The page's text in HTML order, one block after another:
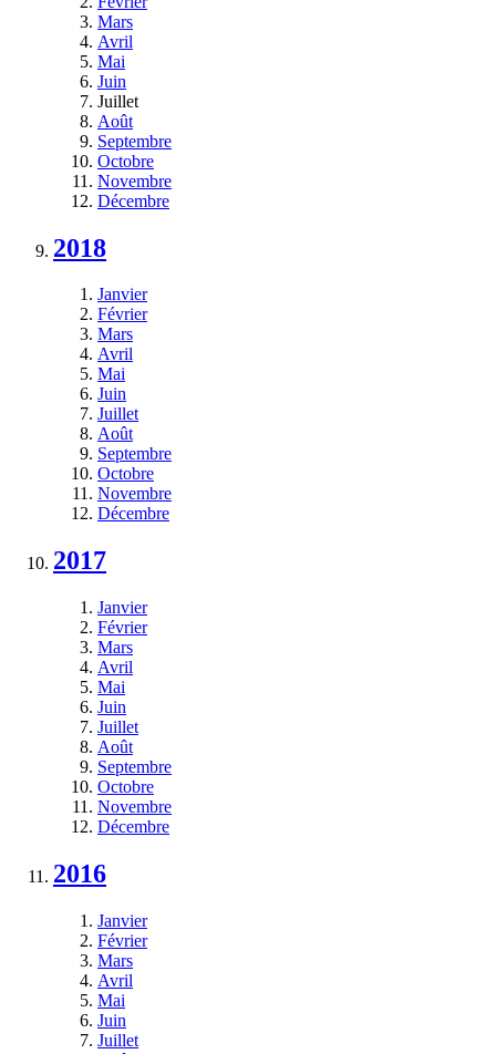
Mars
Avril
Mai
Juin
Juillet
Août
Septembre
Octobre
Novembre
Décembre
2018
Janvier
Février
Mars
Avril
Mai
Juin
Juillet
Août
Septembre
Octobre
Novembre
Décembre
2017
Janvier
Février
Mars
Avril
Mai
Juin
Juillet
Août
Septembre
Octobre
Novembre
Décembre
2016
Janvier
Février
Mars
Avril
Mai
Juin
Juillet